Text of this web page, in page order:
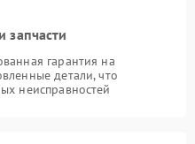
запчасти
гарантия на
детали, что
неисправностей